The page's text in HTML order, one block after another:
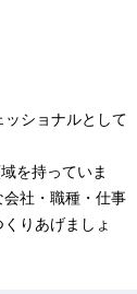
ッショナルとして
を持っていま
社・職種・仕事
りあげましょ